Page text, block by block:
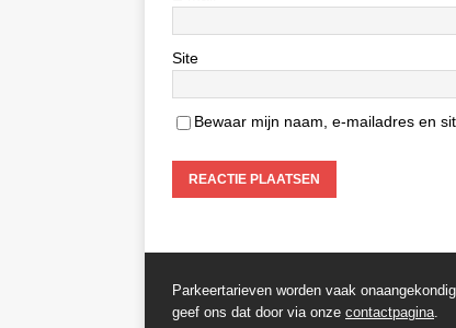
Site
Bewaar mijn naam, e-mailadres en
Parkeertarieven worden vaak
geef ons dat door via onze contactpagina.